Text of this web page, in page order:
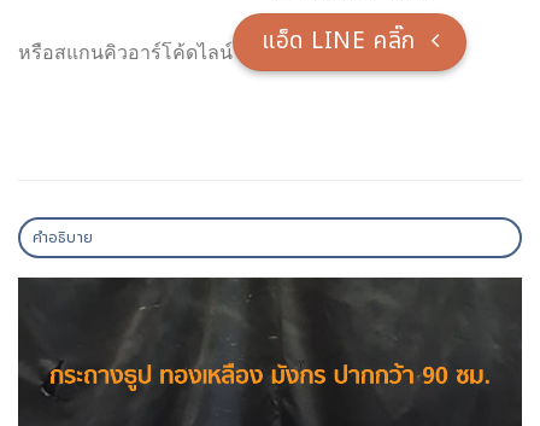
หรือสแกนคิวอาร์โค้ดไลน์ แอ็ด LINE คลิ๊ก
คำอธิบาย